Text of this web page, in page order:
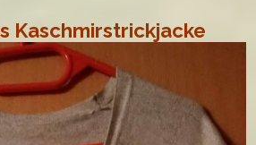
Kaschmirstrickjacke